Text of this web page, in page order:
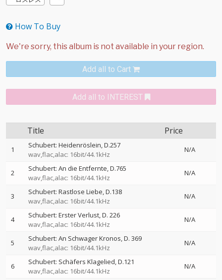
How To Buy
Add all to Cart
Add all to INTEREST
Title Price
1
Schubert: Heidenröslein, D.257
wav,flac,alac: 16bit/44.1kHz
N/A
2
Schubert: An die Entfernte, D.765
wav,flac,alac: 16bit/44.1kHz
N/A
3
Schubert: Rastlose Liebe, D.138
wav,flac,alac: 16bit/44.1kHz
N/A
4
Schubert: Erster Verlust, D. 226
wav,flac,alac: 16bit/44.1kHz
N/A
5
Schubert: An Schwager Kronos, D. 369
wav,flac,alac: 16bit/44.1kHz
N/A
6
Schubert: Schäfers Klagelied, D.121
wav,flac,alac: 16bit/44.1kHz
N/A